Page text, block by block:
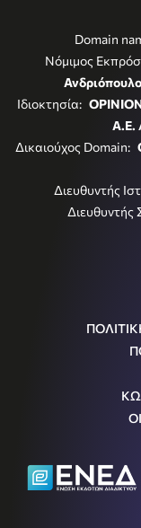
Domain
Νόμιμος
Ιδιοκτησία:
Α.Ε.
Δικαιούχος Domain:
Διευθυντής
Διευθυντής